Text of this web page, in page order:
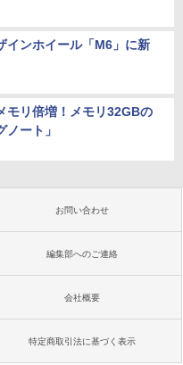
インホイール「M6」に新
モリ倍増！メモリ32GBの
ノート」
お問い合わせ
編集部へのご連絡
会社概要
特定商取引法に基づく表示